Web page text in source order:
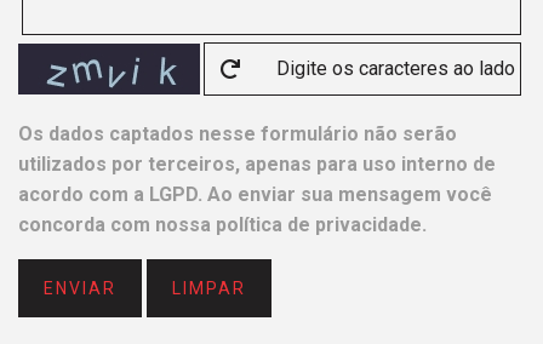
Os dados captados nesse formulário não serão
utilizados por terceiros, apenas para uso interno de
acordo com a LGPD. Ao enviar sua mensagem você
concorda com nossa política de privacidade.
ENVIAR LIMPAR